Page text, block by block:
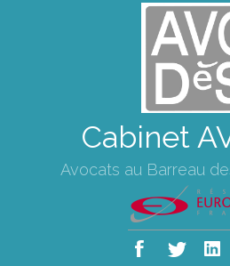
Cabinet
Avocats au Barreau